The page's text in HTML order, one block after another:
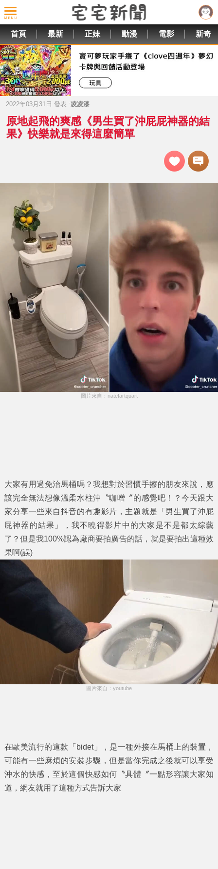
首頁 最新 正妹 動漫 電影 新奇
2022年03月31日 發表 :凌凌漆
原地起飛的爽感《男生買了沖屁屁神器的結
果》快樂就是來得這麼簡單
圖片來自：natefartquart
大家有用過免治馬桶嗎？我想對於習慣手擦的朋友來說，應
該完全無法想像溫柔水柱沖〝咖噌〞的感覺吧！？今天跟大
家分享一些來自抖音的有趣影片，主題就是「 男生買了沖屁
屁神器的結果 」，我不曉得影片中的大家是不是都太綜藝
了？但是我100%認為廠商要拍廣告的話，就是要拍出這種效
果啊(誤)
圖片來自：youtube
在歐美流行的這款「bidet」，是一種外接在馬桶上的裝置，
可能有一些麻煩的安裝步驟，但是當你完成之後就可以享受
沖水的快感，至於這個快感如何〝具體〞一點形容讓大家知
道，網友就用了這種方式告訴大家